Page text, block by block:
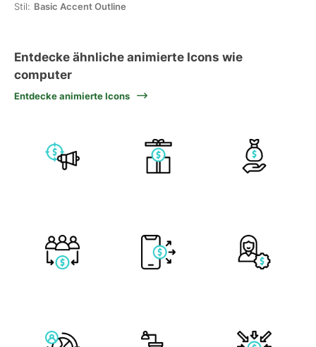
Stil: Basic Accent Outline
Entdecke ähnliche animierte Icons wie
computer
Entdecke animierte Icons